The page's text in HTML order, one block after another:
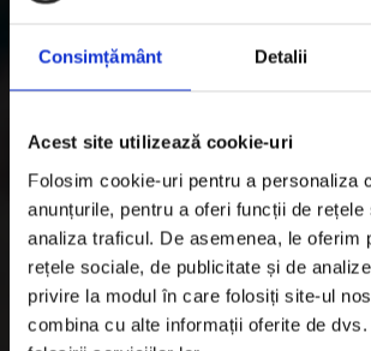
Consimțământ Detalii
Acest site utilizează cookie-uri
Folosim cookie-uri pentru a personaliza
anunțurile, pentru a oferi funcții de
analiza traficul. De asemenea, le oferim
rețele sociale, de publicitate și de
privire la modul în care folosiți site-ul
combina cu alte informații oferite de
DISTANTIERE
Informatii utile
Informatii Livrare
Garantie si Retur